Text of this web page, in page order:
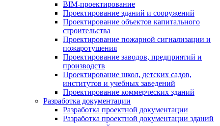
BIM-проектирование
Проектирование зданий и сооружений
Проектирование объектов капитального
строительства
Проектирование пожарной сигнализации и
пожаротушения
Проектирование заводов, предприятий и
производств
Проектирование школ, детских садов,
институтов и учебных заведений
Проектирование коммерческих зданий
Разработка документации
Разработка проектной документации
Разработка проектной документации зданий